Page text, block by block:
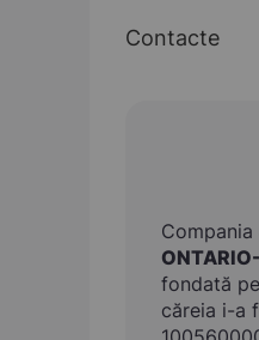
Contacte
Compania
fondată
căreia i-a